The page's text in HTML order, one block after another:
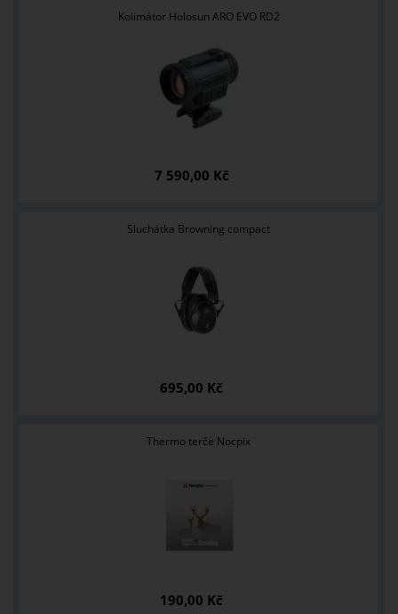
Kolimátor Holosun ARO EVO RD2
7 590,00 Kč
Sluchátka Browning compact
695,00 Kč
Thermo terče Nocpix
190,00 Kč